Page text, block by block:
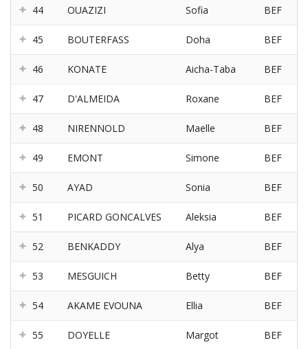
44 OUAZIZI Sofia BEF
45 BOUTERFASS Doha BEF
46 KONATE Aicha-Taba BEF
47 D'ALMEIDA Roxane BEF
48 NIRENNOLD Maelle BEF
49 EMONT Simone BEF
50 AYAD Sonia BEF
51 PICARD GONCALVES Aleksia BEF
52 BENKADDY Alya BEF
53 MESGUICH Betty BEF
54 AKAME EVOUNA Ellia BEF
55 DOYELLE Margot BEF